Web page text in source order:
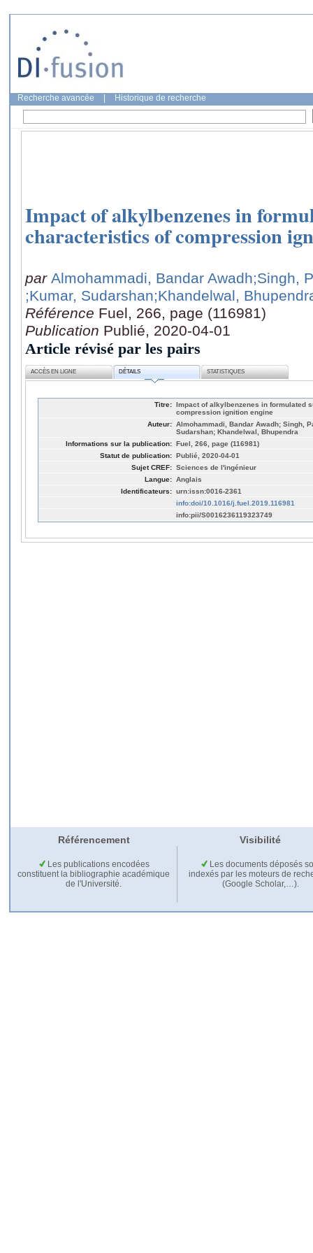
Recherche avancée Historique de recherche
Impact of alkylbenzenes in
characteristics of compression
par Almohammadi, Bandar Awadh;Singh,
;Kumar, Sudarshan;Khandelwal,
Référence Fuel, 266, page (116981)
Publication Publié, 2020-04-01
Article révisé par les pairs
ACCÈS EN LIGNE DÉTAILS STATISTIQUES
Titre: Impact of alkylbenzenes in formulated
compression ignition engine
Auteur: Almohammadi, Bandar Awadh; Singh,
Sudarshan; Khandelwal, Bhupendra
Informations sur la publication: Fuel, 266, page (116981)
Statut de publication: Publié, 2020-04-01
Sujet CREF: Sciences de l'ingénieur
Langue: Anglais
Identificateurs: urn:issn:0016-2361
info:doi/10.1016/j.fuel.2019.116981
info:pii/S0016236119323749
Référencement Visibilité
Les publications encodées
constituent la bibliographie académique
de l'Université.
Les documents déposés
indexés par les moteurs de
(Google Scholar,…).